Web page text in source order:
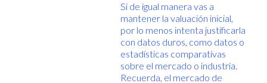
Si de igual manera vas a
mantener la valuación inicial,
por lo menos intenta justificarla
con datos duros, como datos o
estadísticas comparativas
sobre el mercado o industria.
Recuerda, el mercado de